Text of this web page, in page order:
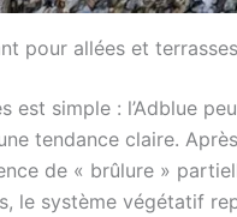
pour allées et terrasses
simple : l’Adblue
tendance claire.
de « brûlure »
le système végétatif